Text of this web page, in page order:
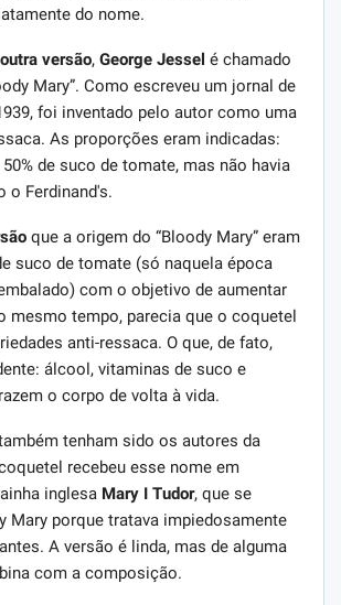
do nome.
versão, George Jessel é chamado
Mary”. Como escreveu um jornal de
foi inventado pelo autor como uma
As proporções eram indicadas:
50% de suco de tomate, mas não havia
o Ferdinand's.
que a origem do “Bloody Mary” eram
suco de tomate (só naquela época
com o objetivo de aumentar
mesmo tempo, parecia que o coquetel
anti-ressaca. O que, de fato,
álcool, vitaminas de suco e
o corpo de volta à vida.
tenham sido os autores da
recebeu esse nome em
inglesa Mary I Tudor, que se
Mary porque tratava impiedosamente
A versão é linda, mas de alguma
com a composição.